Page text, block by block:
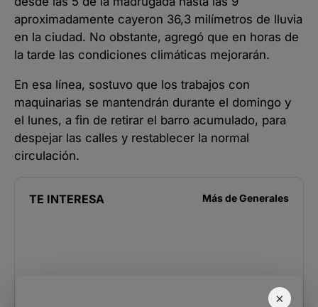
×
aproximadamente cayeron 36,3 milímetros de lluvia
en la ciudad. No obstante, agregó que en horas de
la tarde las condiciones climáticas mejorarán.
En esa línea, sostuvo que los trabajos con
maquinarias se mantendrán durante el domingo y
el lunes, a fin de retirar el barro acumulado, para
despejar las calles y restablecer la normal
circulación.
TE INTERESA Más deGenerales